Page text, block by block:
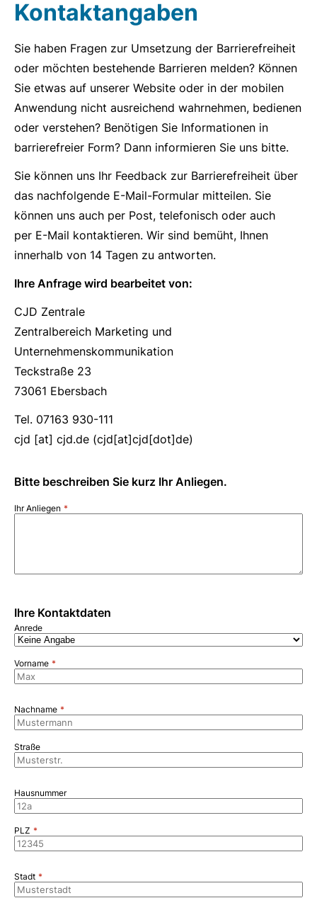
Kontaktangaben
Sie haben Fragen zur Umsetzung der Barrierefreiheit
oder möchten bestehende Barrieren melden? Können
Sie etwas auf unserer Website oder in der mobilen
Anwendung nicht ausreichend wahrnehmen, bedienen
oder verstehen? Benötigen Sie Informationen in
barrierefreier Form? Dann informieren Sie uns bitte.
Sie können uns Ihr Feedback zur Barrierefreiheit über
das nachfolgende E-Mail-Formular mitteilen. Sie
können uns auch per Post, telefonisch oder auch
per E-Mail kontaktieren. Wir sind bemüht, Ihnen
innerhalb von 14 Tagen zu antworten.
Ihre Anfrage wird bearbeitet von:
CJD Zentrale
Zentralbereich Marketing und
Unternehmenskommunikation
Teckstraße 23
73061 Ebersbach
Tel. 07163 930-111
cjd [at] cjd.de (cjd[at]cjd[dot]de)
Bitte beschreiben Sie kurz Ihr Anliegen.
Ihr Anliegen
Ihre Kontaktdaten
Anrede
Vorname
Nachname
Straße
Hausnummer
PLZ
Stadt